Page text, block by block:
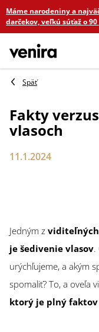
Prejsť
na
obsah
Máme narodeniny a
darčekov, veľkú súťaž o
Fakty
vlasoch
11.1.2024
Jedným z
je šedivenie vlasov.
urýchľujeme, a akým
spomaliť? To, a oveľa
ktorý je plný faktov